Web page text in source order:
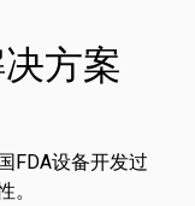
方案
FDA设备开发过
。